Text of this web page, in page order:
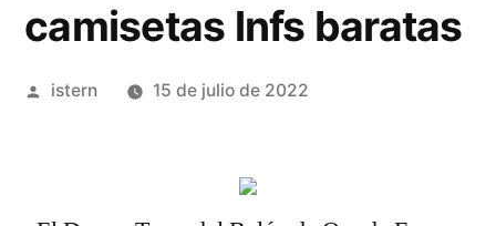
camisetas lnfs baratas
Publicado
istern 15 de julio de 2022